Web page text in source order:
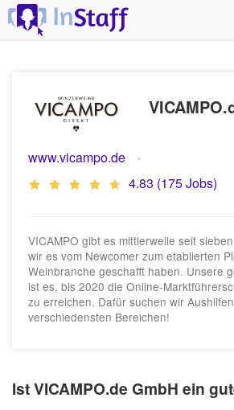
www.vicampo.de
4.83 (175 Jobs)
VICAMPO gibt es mittlerweile seit
wir es vom Newcomer zum etablierten
Weinbranche geschafft haben. Unsere
ist es, bis 2020 die Online-
zu erreichen. Dafür suchen wir
verschiedensten Bereichen!
Ist VICAMPO.de GmbH ein